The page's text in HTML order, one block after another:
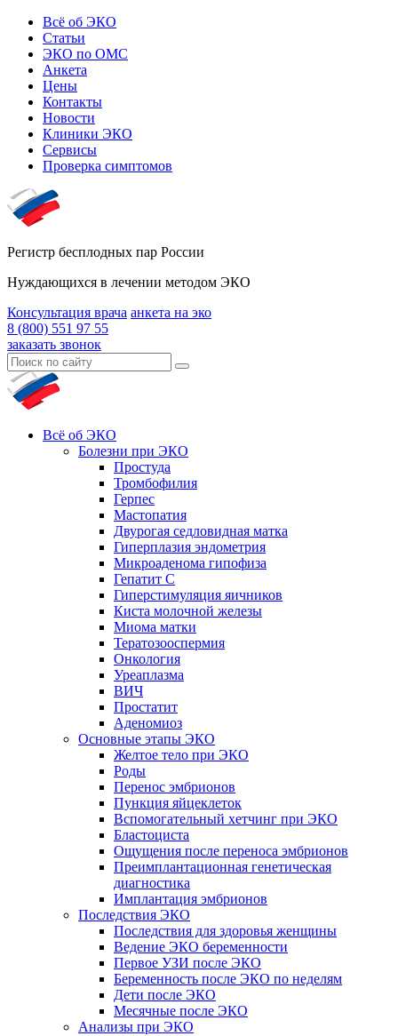
Всё об ЭКО
Статьи
ЭКО по ОМС
Анкета
Цены
Контакты
Новости
Клиники ЭКО
Сервисы
Проверка симптомов
Регистр бесплодных пар России
Нуждающихся в лечении методом ЭКО
Консультация врача анкета на эко
8 (800) 551 97 55
заказать звонок
Всё об ЭКО
Болезни при ЭКО
Простуда
Тромбофилия
Герпес
Мастопатия
Двурогая седловидная матка
Гиперплазия эндометрия
Микроаденома гипофиза
Гепатит С
Гиперстимуляция яичников
Киста молочной железы
Миома матки
Тератозооспермия
Онкология
Уреаплазма
ВИЧ
Простатит
Аденомиоз
Основные этапы ЭКО
Желтое тело при ЭКО
Роды
Перенос эмбрионов
Пункция яйцеклеток
Вспомогательный хетчинг при ЭКО
Бластоциста
Ощущения после переноса эмбрионов
Преимплантационная генетическая
диагностика
Имплантация эмбрионов
Последствия ЭКО
Последствия для здоровья женщины
Ведение ЭКО беременности
Первое УЗИ после ЭКО
Беременность после ЭКО по неделям
Дети после ЭКО
Месячные после ЭКО
Анализы при ЭКО